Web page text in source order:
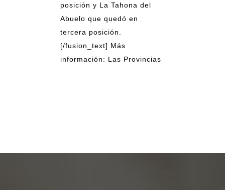
posición y La Tahona del
Abuelo que quedó en
tercera posición.
[/fusion_text] Más
información: Las Provincias